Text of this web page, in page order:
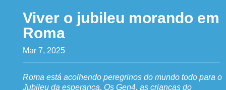
Viver o jubileu morando em
Roma
Mar 7, 2025
Roma está acolhendo peregrinos do mundo todo para o
Jubileu da esperança. Os Gen4, as crianças do